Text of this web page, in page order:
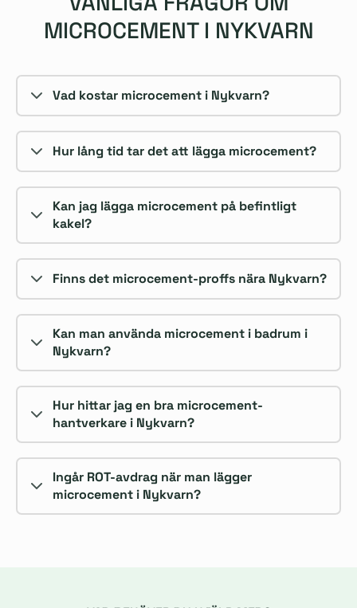
MICROCEMENT I NYKVARN
Vad kostar microcement i Nykvarn?
Hur lång tid tar det att lägga microcement?
Kan jag lägga microcement på befintligt
kakel?
Finns det microcement-proffs nära Nykvarn?
Kan man använda microcement i badrum i
Nykvarn?
Hur hittar jag en bra microcement-
hantverkare i Nykvarn?
Ingår ROT-avdrag när man lägger
microcement i Nykvarn?